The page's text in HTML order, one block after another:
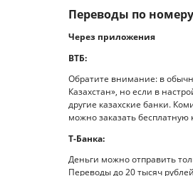
Переводы по
Через приложения
ВТБ:
Обратите внимание: в
Казахстан», но если в
другие казахские банки.
можно заказать бесплатную
Т-Банка:
Деньги можно отправить
Переводы до 20 тысяч